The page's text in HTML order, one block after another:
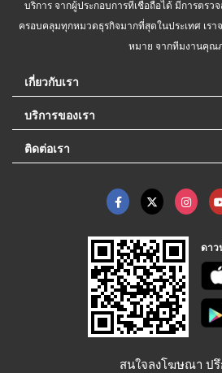
บริการ จากผู้ประกอบการที่เชื่อถือได้ มีการตร
ครอบคลุมทุกหมวดธุรกิจมากที่สุดในประเทศ เร
หมาย จากทีมงานคุณ
เกี่ยวกับเรา
บริการของเรา
ติดต่อเรา
ดาว
สนใจลงโฆษณา ป